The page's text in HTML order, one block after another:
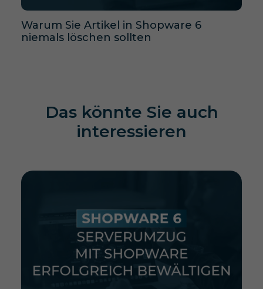
Warum Sie Artikel in Shopware 6
niemals löschen sollten
Das könnte Sie auch
interessieren